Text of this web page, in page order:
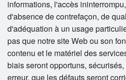
informations, l'accès
d'absence de contrefaçon, de
d'adéquation à un usage
pas que notre site Web ou son
contenu et le matériel des
biais seront opportuns,
erreur, que les défauts seront